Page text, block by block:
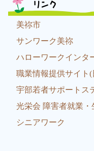
リンク
美祢市
サンワーク美祢
ハローワークインタ
職業情報提供サイト
宇部若者サポートス
光栄会 障害者就業
シニアワーク